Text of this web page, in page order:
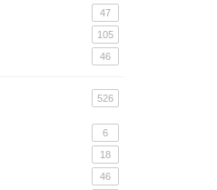
47
105
46
526
6
18
46